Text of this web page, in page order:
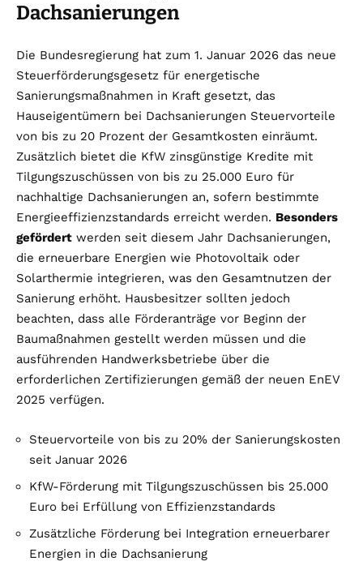
Dachsanierungen
Die Bundesregierung hat zum 1. Januar 2026 das neue
Steuerförderungsgesetz für energetische
Sanierungsmaßnahmen in Kraft gesetzt, das
Hauseigentümern bei Dachsanierungen Steuervorteile
von bis zu 20 Prozent der Gesamtkosten einräumt.
Zusätzlich bietet die KfW zinsgünstige Kredite mit
Tilgungszuschüssen von bis zu 25.000 Euro für
nachhaltige Dachsanierungen an, sofern bestimmte
Energieeffizienzstandards erreicht werden. Besonders
gefördert werden seit diesem Jahr Dachsanierungen,
die erneuerbare Energien wie Photovoltaik oder
Solarthermie integrieren, was den Gesamtnutzen der
Sanierung erhöht. Hausbesitzer sollten jedoch
beachten, dass alle Förderanträge vor Beginn der
Baumaßnahmen gestellt werden müssen und die
ausführenden Handwerksbetriebe über die
erforderlichen Zertifizierungen gemäß der neuen EnEV
2025 verfügen.
Steuervorteile von bis zu 20% der Sanierungskosten
seit Januar 2026
KfW-Förderung mit Tilgungszuschüssen bis 25.000
Euro bei Erfüllung von Effizienzstandards
Zusätzliche Förderung bei Integration erneuerbarer
Energien in die Dachsanierung